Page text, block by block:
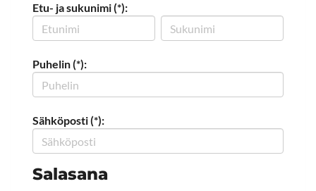
Etu- ja sukunimi (*):
Puhelin (*):
Sähköposti (*):
Salasana